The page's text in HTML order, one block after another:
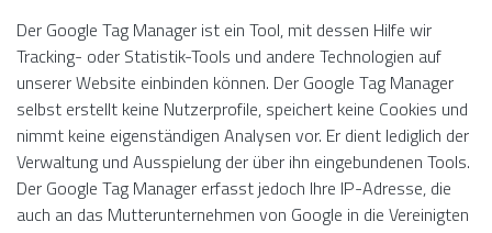
Der Google Tag Manager ist ein Tool, mit dessen Hilfe wir
Tracking- oder Statistik-Tools und andere Technologien auf
unserer Website einbinden können. Der Google Tag Manager
selbst erstellt keine Nutzerprofile, speichert keine Cookies und
nimmt keine eigenständigen Analysen vor. Er dient lediglich der
Verwaltung und Ausspielung der über ihn eingebundenen Tools.
Der Google Tag Manager erfasst jedoch Ihre IP-Adresse, die
auch an das Mutterunternehmen von Google in die Vereinigten